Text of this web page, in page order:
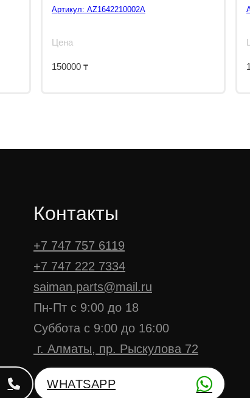
Артикул: AZ1642210002A
Цена
150000 ₸
Контакты
+7 747 757 6119
+7 747 222 7334
saiman.parts@mail.ru
Пн-Пт с 9:00 до 18
Суббота с 9:00 до 16:00
г. Алматы, пр. Рыскулова 72
WHATSAPP